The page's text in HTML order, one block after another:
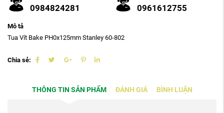
0984824281 0961612755
Mô tả
Tua Vít Bake PH0x125mm Stanley 60-802
Chia sẻ:
THÔNG TIN SẢN PHẨM ĐÁNH GIÁ BÌNH LUẬN